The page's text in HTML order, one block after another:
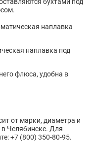
бухтами под
наплавка
наплавка под
флюса, удобна в
от марки, диаметра и
в Челябинске. Для
+7 (800) 350-80-95.